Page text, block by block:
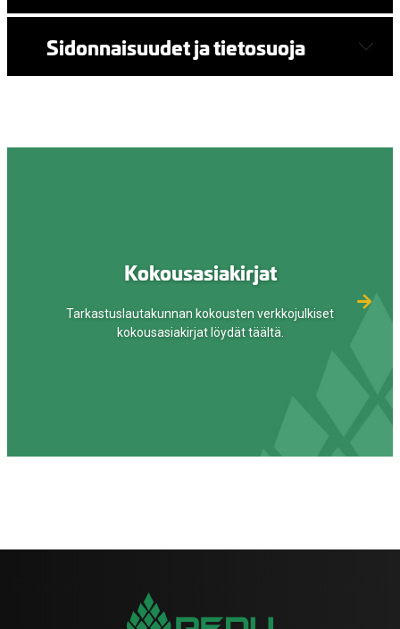
Sidonnaisuudet ja tietosuoja
Kokousasiakirjat
Tarkastuslautakunnan kokousten verkkojulkiset
kokousasiakirjat löydät täältä.